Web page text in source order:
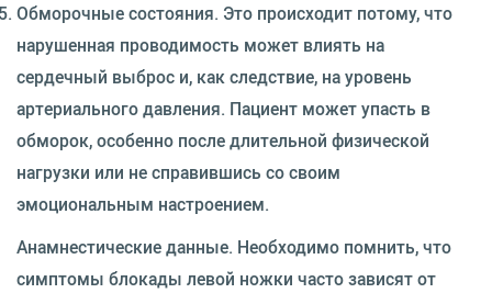
Обморочные состояния. Это происходит потому, что
нарушенная проводимость может влиять на
сердечный выброс и, как следствие, на уровень
артериального давления. Пациент может упасть в
обморок, особенно после длительной физической
нагрузки или не справившись со своим
эмоциональным настроением.
Анамнестические данные. Необходимо помнить, что
симптомы блокады левой ножки часто зависят от